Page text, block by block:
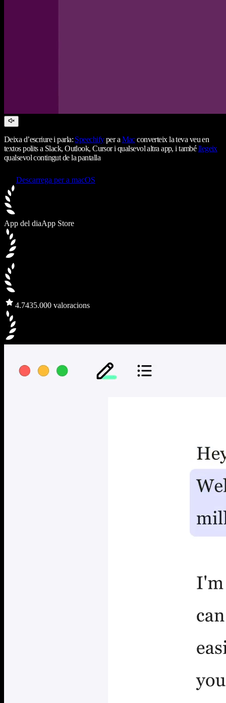
Deixa d’escriure i parla: Speechifyper a Macconverteix la teva veu en
textos polits a Slack, Outlook, Cursor i qualsevol altra app, i tambéllegeix
qualsevol contingut de la pantalla
Descarrega per a macOS
App del diaApp Store
4.7435.000 valoracions